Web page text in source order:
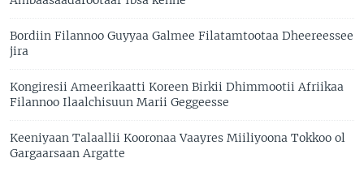
Bordiin Filannoo Guyyaa Galmee Filatamtootaa Dheereessee
jira
Kongiresii Ameerikaatti Koreen Birkii Dhimmootii Afriikaa
Filannoo Ilaalchisuun Marii Geggeesse
Keeniyaan Talaallii Kooronaa Vaayres Miiliyoona Tokkoo ol
Gargaarsaan Argatte